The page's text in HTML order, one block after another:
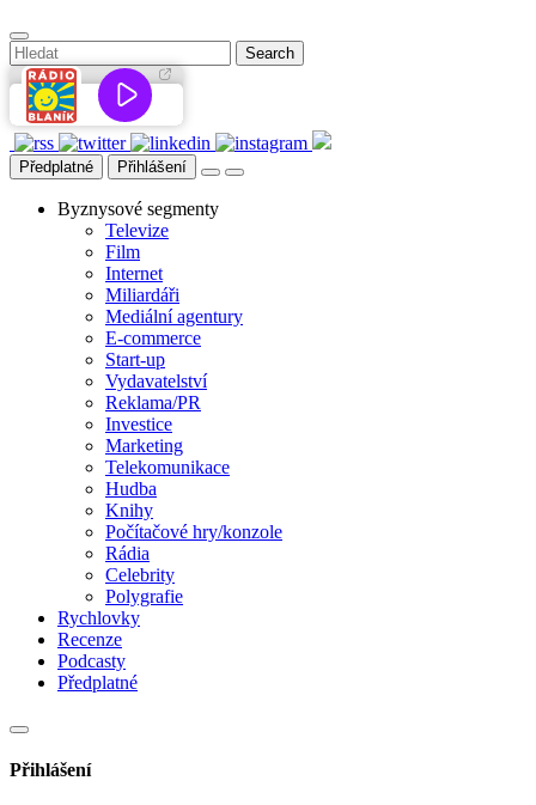
Předplatné Přihlášení
Byznysové segmenty
Televize
Film
Internet
Miliardáři
Mediální agentury
E-commerce
Start-up
Vydavatelství
Reklama/PR
Investice
Marketing
Telekomunikace
Hudba
Knihy
Počítačové hry/konzole
Rádia
Celebrity
Polygrafie
Rychlovky
Recenze
Podcasty
Předplatné
Přihlášení